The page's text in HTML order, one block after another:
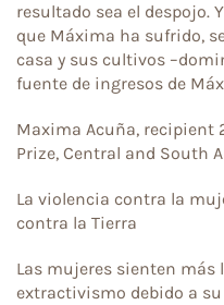
resultado sea el despojo.
que Máxima ha sufrido,
casa y sus cultivos
fuente de ingresos de
Maxima Acuña, recipient
Prize, Central and South
La violencia contra la
contra la Tierra
Las mujeres sienten
extractivismo debido a su